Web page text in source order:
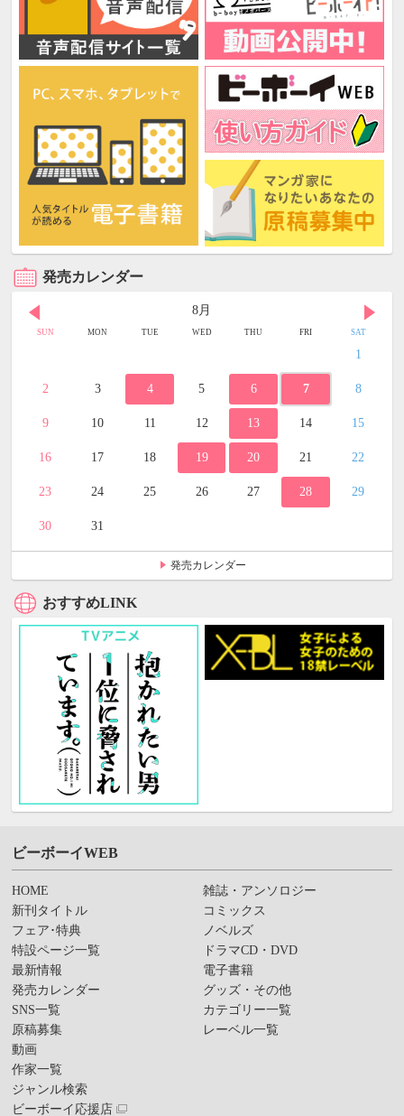
発売カレンダー
8月
SUN MON TUE WED THU FRI SAT
1
2 3 4 5 6 7 8
9 10 11 12 13 14 15
16 17 18 19 20 21 22
23 24 25 26 27 28 29
30 31
発売カレンダー
おすすめLINK
ビーボーイWEB
HOME
新刊タイトル
フェア･特典
特設ページ一覧
最新情報
発売カレンダー
SNS一覧
原稿募集
動画
作家一覧
ジャンル検索
ビーボーイ応援店
雑誌・アンソロジー
コミックス
ノベルズ
ドラマCD・DVD
電子書籍
グッズ・その他
カテゴリー一覧
レーベル一覧